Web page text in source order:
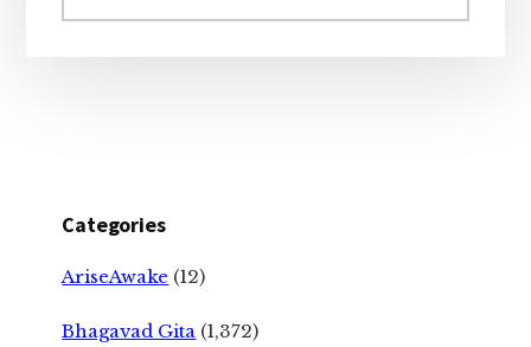
website
Categories
AriseAwake (12)
Bhagavad Gita (1,372)